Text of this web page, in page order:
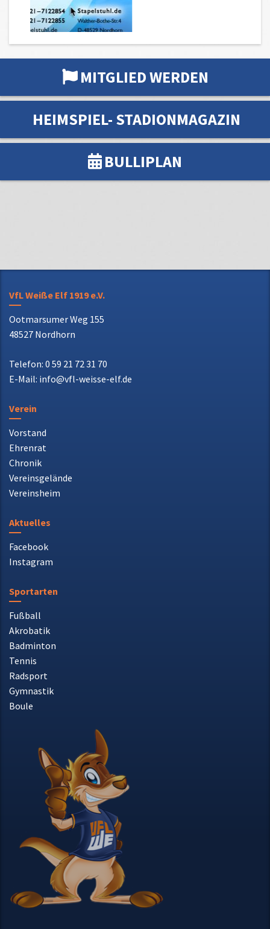
MITGLIED WERDEN
BULLIPLAN
48527 Nordhorn
Telefon: 0 59 21 72 31 70
Vorstand
Ehrenrat
Vereinsgelände
Vereinsheim
Facebook
Instagram
Sportarten
Fußball
Akrobatik
Tennis
Radsport
Gymnastik
Boule
© 2018 VfL Weiße Elf 1919
Nordhorn e.V.